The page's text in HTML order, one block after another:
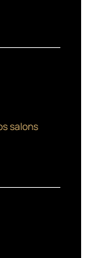
salons